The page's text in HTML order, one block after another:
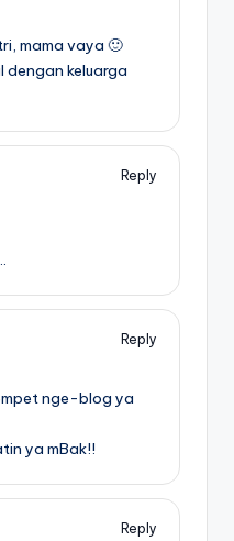
mama vaya 🙂
dengan keluarga
Reply
Reply
nge-blog ya
ya mBak!!
Reply